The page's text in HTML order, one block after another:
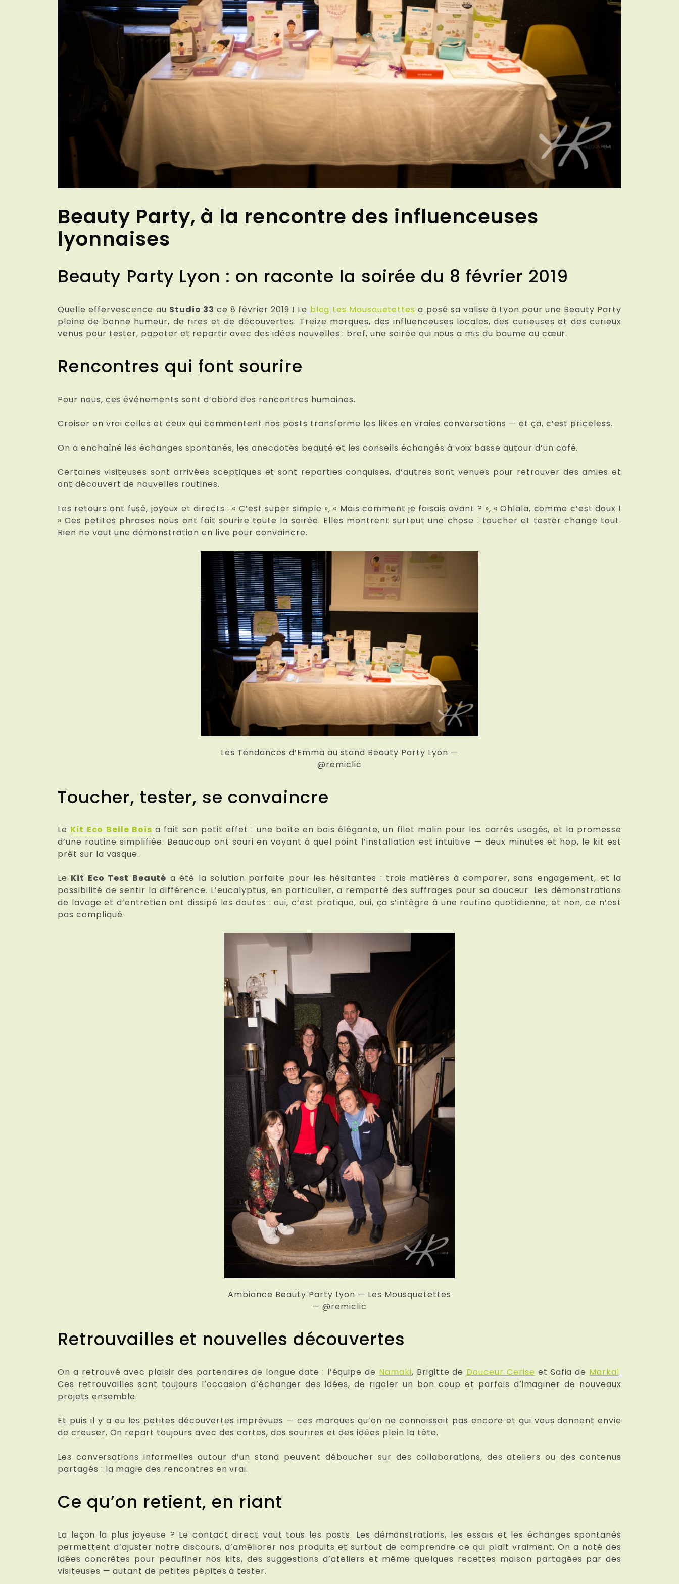
Beauty Party, à la rencontre des influenceuses
lyonnaises
Beauty Party Lyon : on raconte la soirée du 8 février 2019
Quelle effervescence au Studio 33 ce 8 février 2019 ! Le blog Les Mousquetettes a posé sa valise à Lyon pour une Beauty Party
pleine de bonne humeur, de rires et de découvertes. Treize marques, des influenceuses locales, des curieuses et des curieux
venus pour tester, papoter et repartir avec des idées nouvelles : bref, une soirée qui nous a mis du baume au cœur.
Rencontres qui font sourire
Pour nous, ces événements sont d’abord des rencontres humaines.
Croiser en vrai celles et ceux qui commentent nos posts transforme les likes en vraies conversations — et ça, c’est priceless.
On a enchaîné les échanges spontanés, les anecdotes beauté et les conseils échangés à voix basse autour d’un café.
Certaines visiteuses sont arrivées sceptiques et sont reparties conquises, d’autres sont venues pour retrouver des amies et
ont découvert de nouvelles routines.
Les retours ont fusé, joyeux et directs : « C’est super simple », « Mais comment je faisais avant ? », « Ohlala, comme c’est doux !
» Ces petites phrases nous ont fait sourire toute la soirée. Elles montrent surtout une chose : toucher et tester change tout.
Rien ne vaut une démonstration en live pour convaincre.
Les Tendances d’Emma au stand Beauty Party Lyon —
@remiclic
Toucher, tester, se convaincre
Le Kit Eco Belle Bois a fait son petit effet : une boîte en bois élégante, un filet malin pour les carrés usagés, et la promesse
d’une routine simplifiée. Beaucoup ont souri en voyant à quel point l’installation est intuitive — deux minutes et hop, le kit est
prêt sur la vasque.
Le Kit Eco Test Beauté a été la solution parfaite pour les hésitantes : trois matières à comparer, sans engagement, et la
possibilité de sentir la différence. L’eucalyptus, en particulier, a remporté des suffrages pour sa douceur. Les démonstrations
de lavage et d’entretien ont dissipé les doutes : oui, c’est pratique, oui, ça s’intègre à une routine quotidienne, et non, ce n’est
pas compliqué.
Ambiance Beauty Party Lyon — Les Mousquetettes
— @remiclic
Retrouvailles et nouvelles découvertes
On a retrouvé avec plaisir des partenaires de longue date : l’équipe de Namaki, Brigitte de Douceur Cerise et Safia de Markal.
Ces retrouvailles sont toujours l’occasion d’échanger des idées, de rigoler un bon coup et parfois d’imaginer de nouveaux
projets ensemble.
Et puis il y a eu les petites découvertes imprévues — ces marques qu’on ne connaissait pas encore et qui vous donnent envie
de creuser. On repart toujours avec des cartes, des sourires et des idées plein la tête.
Les conversations informelles autour d’un stand peuvent déboucher sur des collaborations, des ateliers ou des contenus
partagés : la magie des rencontres en vrai.
Ce qu’on retient, en riant
La leçon la plus joyeuse ? Le contact direct vaut tous les posts. Les démonstrations, les essais et les échanges spontanés
permettent d’ajuster notre discours, d’améliorer nos produits et surtout de comprendre ce qui plaît vraiment. On a noté des
idées concrètes pour peaufiner nos kits, des suggestions d’ateliers et même quelques recettes maison partagées par des
visiteuses — autant de petites pépites à tester.